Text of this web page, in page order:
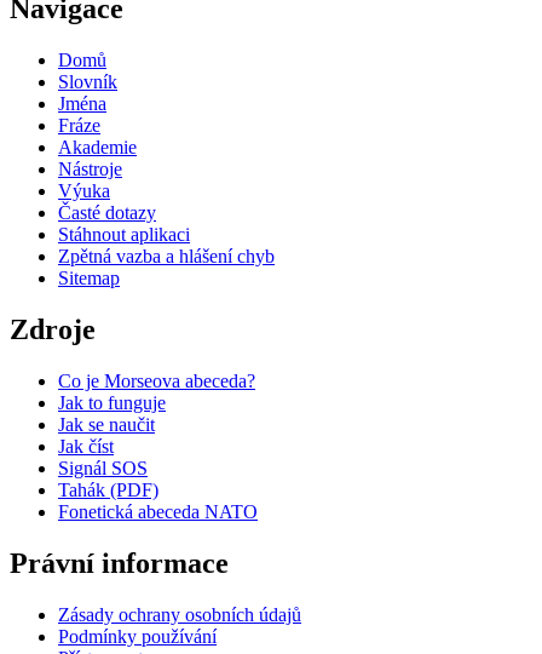
Navigace
Domů
Slovník
Jména
Fráze
Akademie
Nástroje
Výuka
Časté dotazy
Stáhnout aplikaci
Zpětná vazba a hlášení chyb
Sitemap
Zdroje
Co je Morseova abeceda?
Jak to funguje
Jak se naučit
Jak číst
Signál SOS
Tahák (PDF)
Fonetická abeceda NATO
Právní informace
Zásady ochrany osobních údajů
Podmínky používání